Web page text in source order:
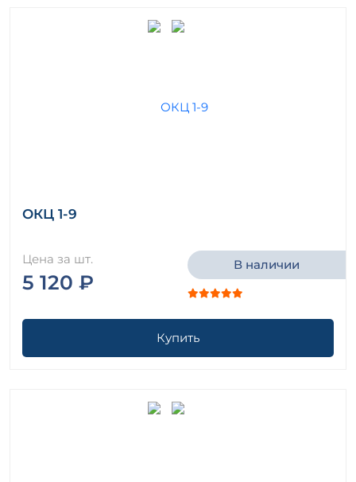
ОКЦ 1-9
Цена за шт.
5 120 ₽
В наличии
Купить